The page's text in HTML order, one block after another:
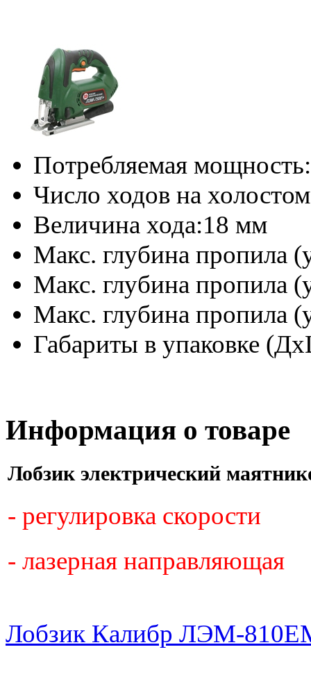
Потребляемая мощность:
Число ходов на
Величина хода:18 мм
Макс. глубина пропила
Макс. глубина пропила
Макс. глубина пропила
Габариты в упаковке
Информация о товаре
Лобзик электрический
- регулировка скорости
- лазерная направляющая
Лобзик Калибр ЛЭМ-